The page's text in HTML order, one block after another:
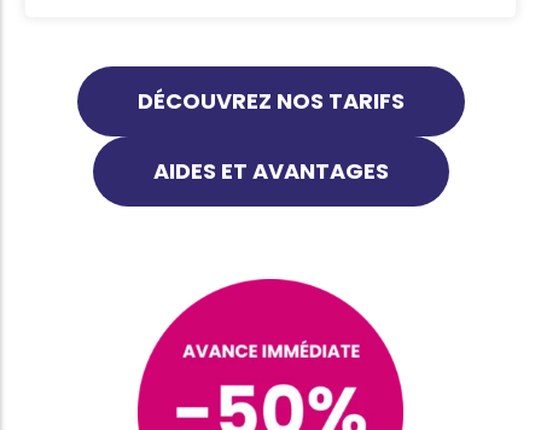
DÉCOUVREZ NOS TARIFS
AIDES ET AVANTAGES